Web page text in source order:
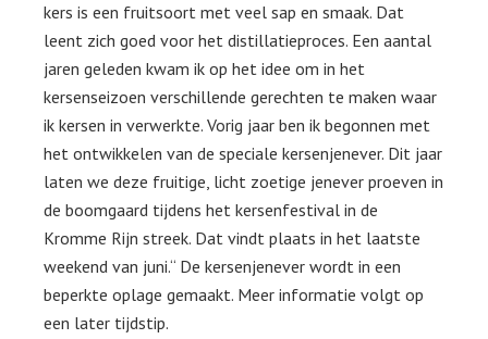
kers is een fruitsoort met veel sap en smaak. Dat
leent zich goed voor het distillatieproces. Een aantal
jaren geleden kwam ik op het idee om in het
kersenseizoen verschillende gerechten te maken waar
ik kersen in verwerkte. Vorig jaar ben ik begonnen met
het ontwikkelen van de speciale kersenjenever. Dit jaar
laten we deze fruitige, licht zoetige jenever proeven in
de boomgaard tijdens het kersenfestival in de
Kromme Rijn streek. Dat vindt plaats in het laatste
weekend van juni.“ De kersenjenever wordt in een
beperkte oplage gemaakt. Meer informatie volgt op
een later tijdstip.